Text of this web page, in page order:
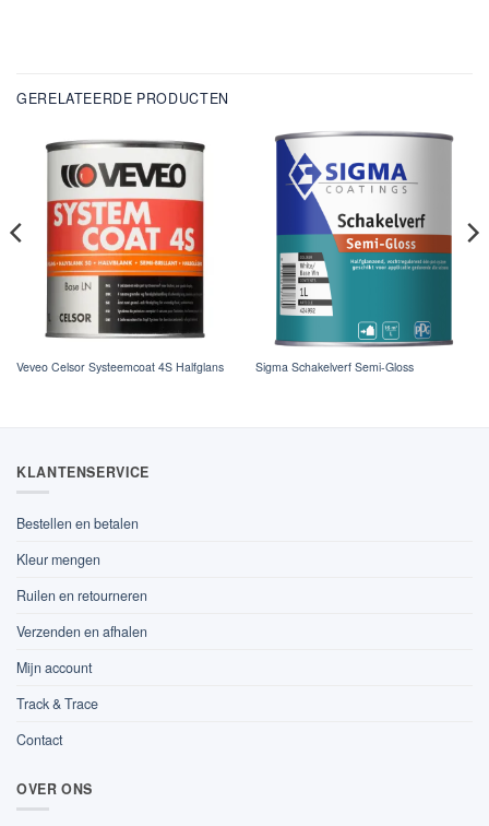
GERELATEERDE PRODUCTEN
Veveo Celsor Systeemcoat 4S Halfglans Sigma Schakelverf Semi-Gloss
KLANTENSERVICE
Bestellen en betalen
Kleur mengen
Ruilen en retourneren
Verzenden en afhalen
Mijn account
Track & Trace
Contact
OVER ONS